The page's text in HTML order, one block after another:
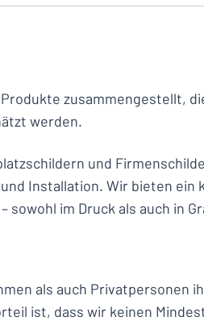
zusammengestellt,
werden.
und
Installation. Wir bieten ein
sowohl im Druck als auch in
als auch Privatpersonen
ist, dass wir keinen